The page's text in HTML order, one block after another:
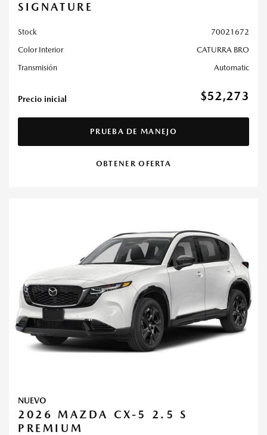
SIGNATURE
Stock
70021672
Color Interior
CATURRA BRO
Transmisión
Automatic
Precio inicial $52,273
PRUEBA DE MANEJO
OBTENER OFERTA
NUEVO
2026 MAZDA CX-5 2.5 S
PREMIUM